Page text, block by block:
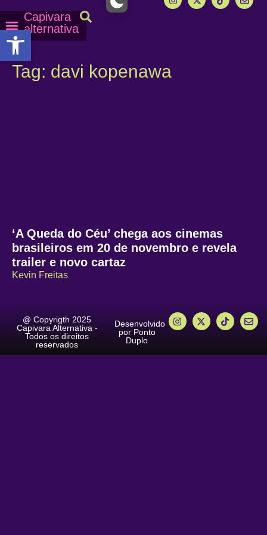
Abrir a barra de ferramentas
Capivara
alternativa
Tag: davi kopenawa
‘A Queda do Céu’ chega aos cinemas
brasileiros em 20 de novembro e revela
trailer e novo cartaz
Kevin Freitas
@ Copyrigth 2025
Capivara Alternativa -
Todos os direitos
reservados
Desenvolvido
por Ponto
Duplo